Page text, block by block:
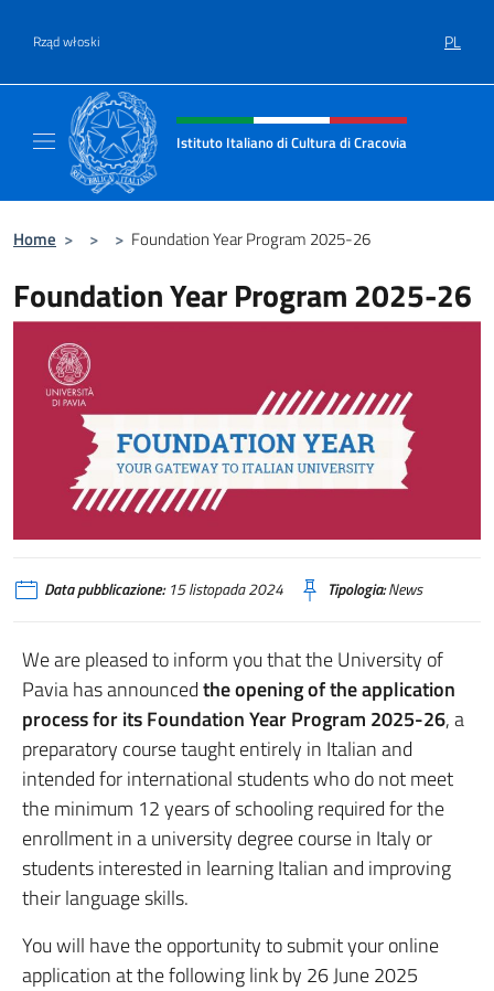
Rząd włoski PL
Header, social and menu of site
Istituto Italiano di Cultura di Cracovia
Home > > > Foundation Year Program 2025-26
Foundation Year Program 2025-26
Data pubblicazione:15 listopada 2024 Tipologia:News
We are pleased to inform you that the University of
Pavia has announcedthe opening of the application
process for its Foundation Year Program 2025-26, a
preparatory course taught entirely in Italian and
intended for international students who do not meet
the minimum 12 years of schooling required for the
enrollment in a university degree course in Italy or
students interested in learning Italian and improving
their language skills.
You will have the opportunity to submit your online
application at the following link by 26 June 2025